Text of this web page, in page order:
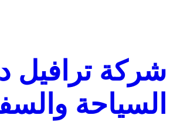
شركة ترافيل
السياحة